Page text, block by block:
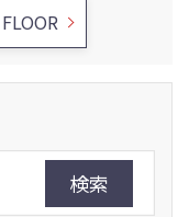
FLOOR
検索